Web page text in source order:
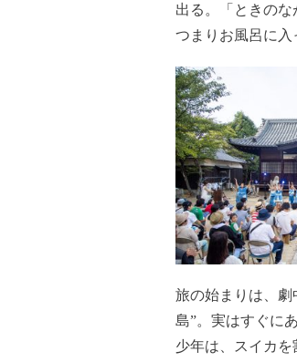
出る。「ときのな
つまりお風呂に入
旅の始まりは、劇
島”。実はすぐに
少年は、スイカ